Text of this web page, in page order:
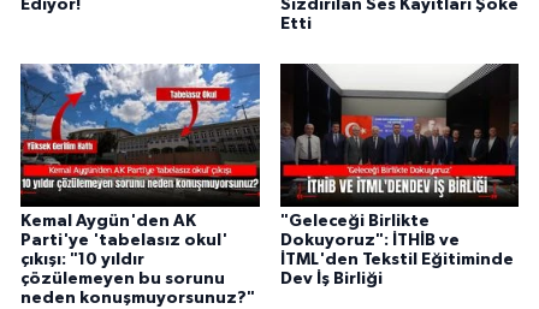
Ediyor!
Sızdırılan Ses Kayıtları Şoke
Etti
Kemal Aygün'den AK
Parti'ye 'tabelasız okul'
çıkışı: "10 yıldır
çözülemeyen bu sorunu
neden konuşmuyorsunuz?"
"Geleceği Birlikte
Dokuyoruz": İTHİB ve
İTML'den Tekstil Eğitiminde
Dev İş Birliği